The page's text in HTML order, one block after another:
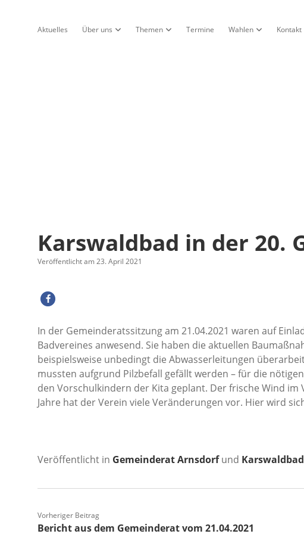
Aktuelles Über uns Dropdown-Menü öffnen
Themen Dropdown-Menü öffnen
Termine Wahlen Dropdown-
Kontakt
Karswaldbad in der 20.
Veröffentlicht am 23. April 2021
In der Gemeinderatssitzung am 21.04.2021 waren auf
Badvereines anwesend. Sie haben die aktuellen
beispielsweise unbedingt die Abwasserleitungen
mussten aufgrund Pilzbefall gefällt werden – für die
den Vorschulkindern der Kita geplant. Der frische Wind
Jahre hat der Verein viele Veränderungen vor. Hier wird
Veröffentlicht in Gemeinderat Arnsdorfund Karswaldbad
Vorheriger Beitrag
Bericht aus dem Gemeinderat vom 21.04.2021